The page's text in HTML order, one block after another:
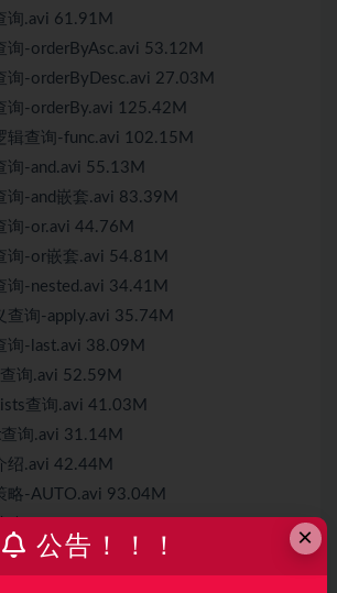
询.avi 61.91M
询-orderByAsc.avi 53.12M
询-orderByDesc.avi 27.03M
询-orderBy.avi 125.42M
辑查询-func.avi 102.15M
询-and.avi 55.13M
询-and嵌套.avi 83.39M
询-or.avi 44.76M
询-or嵌套.avi 54.81M
询-nested.avi 34.41M
查询-apply.avi 35.74M
询-last.avi 38.09M
询.avi 52.59M
查询.avi 41.03M
询.avi 31.14M
绍.avi 42.44M
略-AUTO.avi 93.04M
自增的问题.avi 49.24M
×
公告！！！